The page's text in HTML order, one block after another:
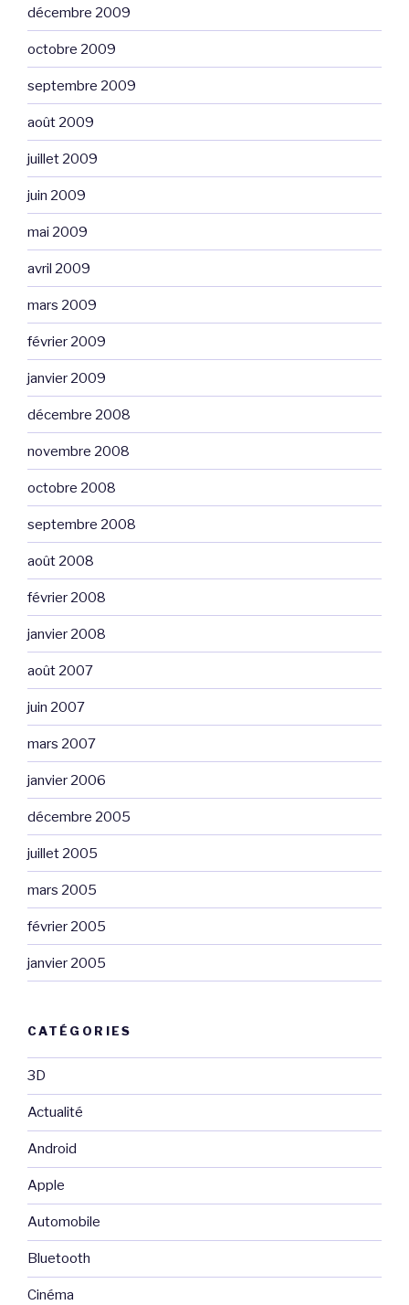
décembre 2009
octobre 2009
septembre 2009
août 2009
juillet 2009
juin 2009
mai 2009
avril 2009
mars 2009
février 2009
janvier 2009
décembre 2008
novembre 2008
octobre 2008
septembre 2008
août 2008
février 2008
janvier 2008
août 2007
juin 2007
mars 2007
janvier 2006
décembre 2005
juillet 2005
mars 2005
février 2005
janvier 2005
CATÉGORIES
3D
Actualité
Android
Apple
Automobile
Bluetooth
Cinéma